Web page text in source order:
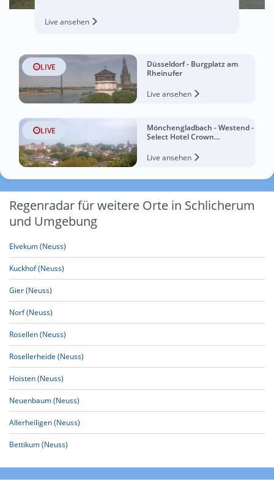
Live ansehen
LIVE
Düsseldorf - Burgplatz am
Rheinufer
Live ansehen
LIVE
Mönchengladbach - Westend -
Select Hotel Crown
Live ansehen
Regenradar für weitere Orte in Schlicherum
und Umgebung
Elvekum (Neuss)
Kuckhof (Neuss)
Gier (Neuss)
Norf (Neuss)
Rosellen (Neuss)
Rosellerheide (Neuss)
Hoisten (Neuss)
Neuenbaum (Neuss)
Allerheiligen (Neuss)
Bettikum (Neuss)